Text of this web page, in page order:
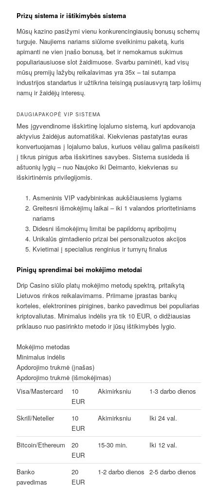
Prizų sistema ir ištikimybės sistema
Mūsų kazino pasižymi vienu konkurencingiausių bonusų schemų
turguje. Naujiems nariams siūlome sveikinimu paketą, kuris
apimanti ne vien įnašo bonusą, bet ir nemokamus sukimus
populiariausiuose slot žaidimuose. Svarbu paminėti, kad visų
mūsų premijų lažybų reikalavimas yra 35x – tai sutampa
industrijos standartus ir užtikrina teisingą pusiausvyrą tarp lošimų
namų ir žaidėjų interesų.
DAUGIAPAKOPĖ VIP SISTEMA
Mes įgyvendinome išskirtinę lojalumo sistemą, kuri apdovanoja
aktyvius žaidėjus automatiškai. Kiekvienas pastatytas euras
konvertuojamas į lojalumo balus, kuriuos vėliau galima pasikeisti
į tikrus pinigus arba išskirtines savybes. Sistema susideda iš
aštuonių lygių – nuo Naujoko iki Deimanto, kiekvienas su
išskirtinėmis privilegijomis.
Asmeninis VIP vadybininkas aukščiausiems lygiams
Greitesni išmokėjimų laikai – iki 1 valandos prioritetiniams
nariams
Didesni išmokėjimų limitai be papildomų apribojimų
Unikalūs gimtadienio prizai bei personalizuotos akcijos
Kvietimai į specialius renginius ir turnyrų finalus
Pinigų sprendimai bei mokėjimo metodai
Drip Casino siūlo platų mokėjimo metodų spektrą, pritaikytą
Lietuvos rinkos reikalavimams. Priimame įprastas bankų
korteles, elektronines pinigines, banko pavedimus bei populiarias
kriptovaliutas. Minimalus indėlis yra tik 10 EUR, o didžiausias
priklauso nuo pasirinkto metodo ir jūsų ištikimybės lygio.
Mokėjimo metodas
Minimalus indėlis
Apdorojimo trukmė (įnašas)
Apdorojimo trukmė (išmokėjimas)
Visa/Mastercard
10
EUR
Akimirksniu 1-3 darbo dienos
Skrill/Neteller
10
EUR
Akimirksniu Iki 24 val.
Bitcoin/Ethereum
20
EUR
15-30 min. Iki 12 val.
Banko
pavedimas
20
EUR
1-2 darbo dienos 2-5 darbo dienos